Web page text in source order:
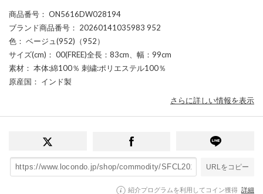
商品番号 ： ON5616DW028194
ブランド商品番号 ： 20260141035983 952
色 ： ベージュ(952)（952）
サイズ(cm) ： 00(FREE)全長：83cm、幅：99cm
素材 ： 本体:綿100％ 刺繍:ポリエステル100％
原産国 ： インド製
さらに詳しい情報を表示
URLをコピー
紹介プログラムを利用してコイン獲得 詳細